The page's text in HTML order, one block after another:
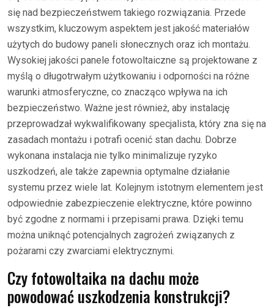
się nad bezpieczeństwem takiego rozwiązania. Przede
wszystkim, kluczowym aspektem jest jakość materiałów
użytych do budowy paneli słonecznych oraz ich montażu.
Wysokiej jakości panele fotowoltaiczne są projektowane z
myślą o długotrwałym użytkowaniu i odporności na różne
warunki atmosferyczne, co znacząco wpływa na ich
bezpieczeństwo. Ważne jest również, aby instalację
przeprowadzał wykwalifikowany specjalista, który zna się na
zasadach montażu i potrafi ocenić stan dachu. Dobrze
wykonana instalacja nie tylko minimalizuje ryzyko
uszkodzeń, ale także zapewnia optymalne działanie
systemu przez wiele lat. Kolejnym istotnym elementem jest
odpowiednie zabezpieczenie elektryczne, które powinno
być zgodne z normami i przepisami prawa. Dzięki temu
można uniknąć potencjalnych zagrożeń związanych z
pożarami czy zwarciami elektrycznymi.
Czy fotowoltaika na dachu może
powodować uszkodzenia konstrukcji?